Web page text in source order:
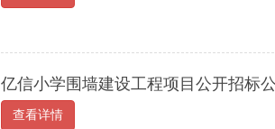
亿信小学围墙建设工程项目公开招标
查看详情